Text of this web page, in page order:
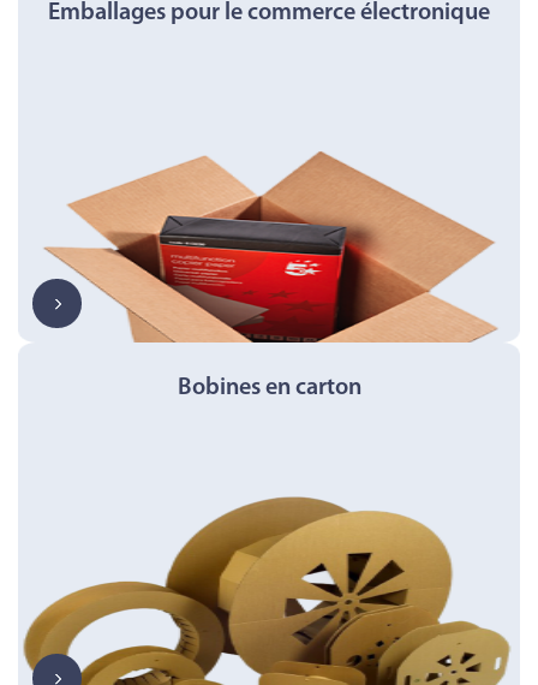
Emballages pour le commerce électronique
Bobines en carton